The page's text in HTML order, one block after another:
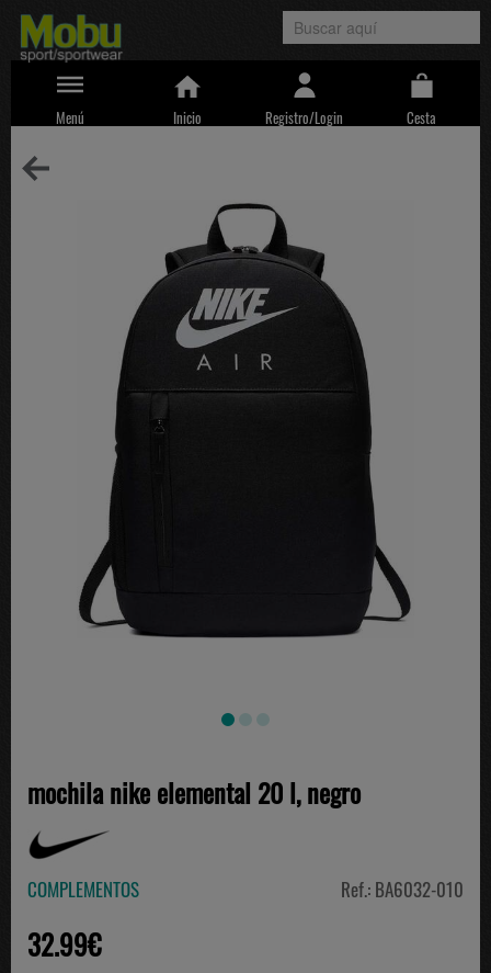
Menú Inicio Registro/Login Cesta
mochila nike elemental 20 l, negro
COMPLEMENTOS Ref.: BA6032-010
32.99€